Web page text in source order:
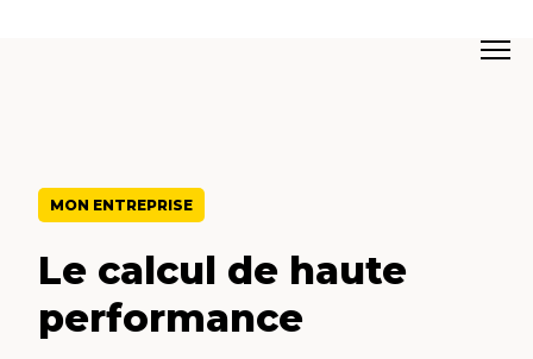
MON ENTREPRISE
Le calcul de haute
performance